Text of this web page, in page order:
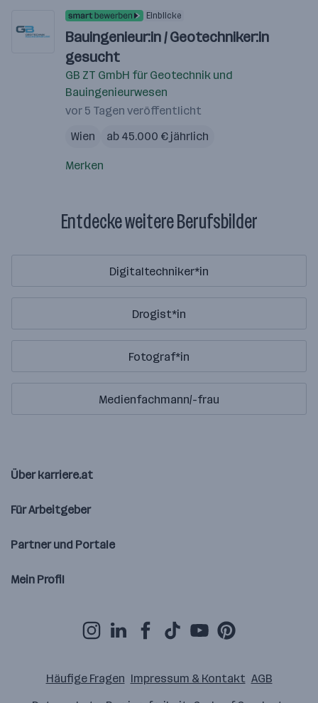
Einblicke
Bauingenieur:in / Geotechniker:in
gesucht
GB ZT GmbH für Geotechnik und
Bauingenieurwesen
vor 5 Tagen veröffentlicht
Wien
ab 45.000 € jährlich
Merken
Entdecke weitere Berufsbilder
Digitaltechniker*in
Drogist*in
Fotograf*in
Medienfachmann/-frau
Über karriere.at
Für Arbeitgeber
Partner und Portale
Mein Profil
Häufige Fragen Impressum & Kontakt AGB